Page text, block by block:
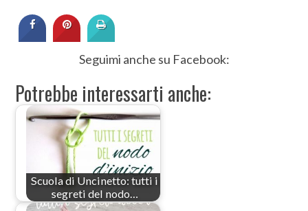
Seguimi anche su Facebook:
Potrebbe interessarti anche:
Scuola di Uncinetto: tutti i
segreti del nodo…